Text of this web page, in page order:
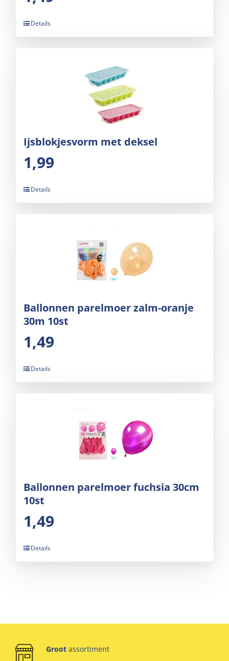
Details
Ijsblokjesvorm met deksel
1,99
Details
Ballonnen parelmoer zalm-oranje
30m 10st
1,49
Details
Ballonnen parelmoer fuchsia 30cm
10st
1,49
Details
Groot assortiment